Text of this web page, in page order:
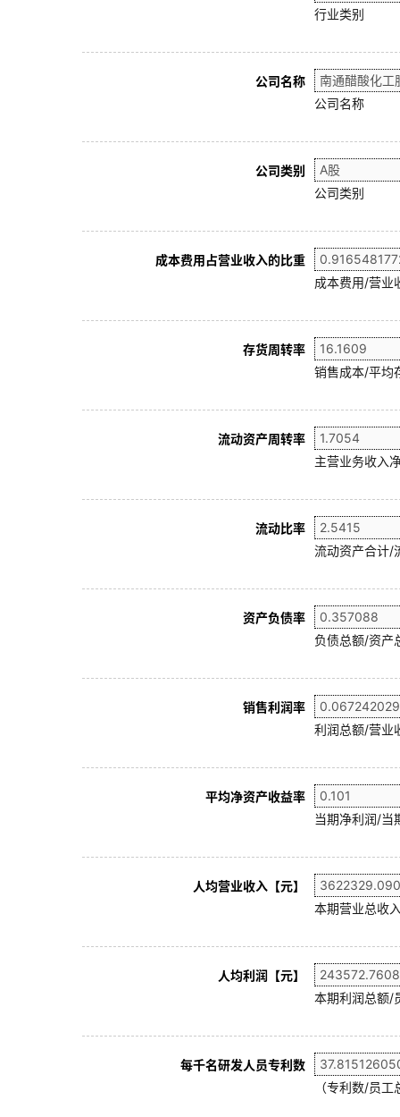
行业类别
公司名称
公司名称
公司类别
公司类别
成本费用占营业收入的比重
成本费用/营业
存货周转率
销售成本/平均
流动资产周转率
主营业务收入
流动比率
流动资产合计/
资产负债率
负债总额/资产
销售利润率
利润总额/营业
平均净资产收益率
当期净利润/当
人均营业收入【元】
本期营业总收
人均利润【元】
本期利润总额/
每千名研发人员专利数
（专利数/员